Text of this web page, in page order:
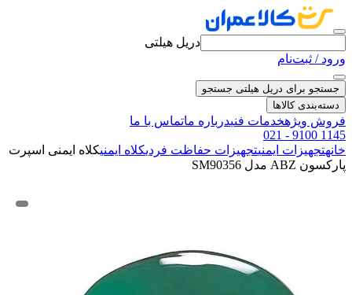
دریل هیلتی
ورود / ثبت‌نام
جستجو برای دریل هیلتی جستجو
دسته‌بندی کالاها
فروش ویژهخدمات فنیدرباره ماتماس با ما
021 - 9100 1145
خانهتجهیزات ایمنیتجهیزات حفاظت فردیکلاه ایمنیکلاه ایمنی اسپرت
پارکسون ABZ مدل SM90356